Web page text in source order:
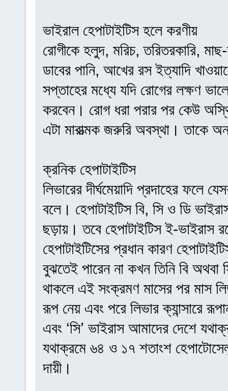
ভাইরাল হেপাটাইটিস হলে করণীয়
রোগীকে হলুদ, মরিচ, তরিতরকারি,
ডাবের পানি, আখের রস ইত্যাদি
সপ্তাহের মধ্যে যদি রোগের লক্ষণ
করবেন। রোগ ধরা পরার পর কেউ
এটা মারাত্মক জরুরি অবস্থা। তাকে
ক্রনিক হেপাটাইটিস
লিভারের দীর্ঘমেয়াদি প্রদাহের ফলে
বলে। হেপাটাইটিস বি, সি ও ডি
ছড়ায়। তবে হেপাটাইটিস ই-ভাইরাস
হেপাটাইটিসের প্রধান কারণ
বুঝতেই পারেন না কখন তিনি বি অথবা
থাকলে এই সংক্রমণ মাসের পর মাস
রূপ নেয় এবং পরে লিভার ক্যান্সারে
এবং ‘সি’ ভাইরাস আমাদের দেশে
যথাক্রমে ৬৪ ও ১৭ শতাংশ
দায়ী।